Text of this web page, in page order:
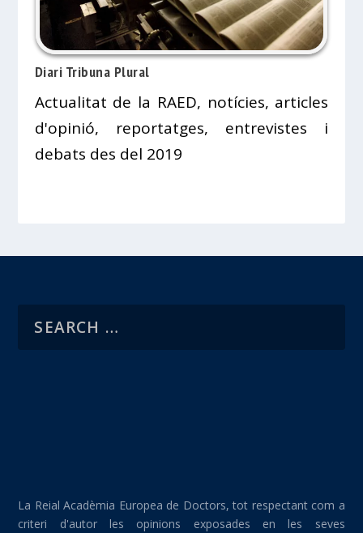
Diari Tribuna Plural
Actualitat de la RAED, notícies, articles
d'opinió, reportatges, entrevistes i
debats des del 2019
La Reial Acadèmia Europea de Doctors, tot respectant com a
criteri d'autor les opinions exposades en les seves